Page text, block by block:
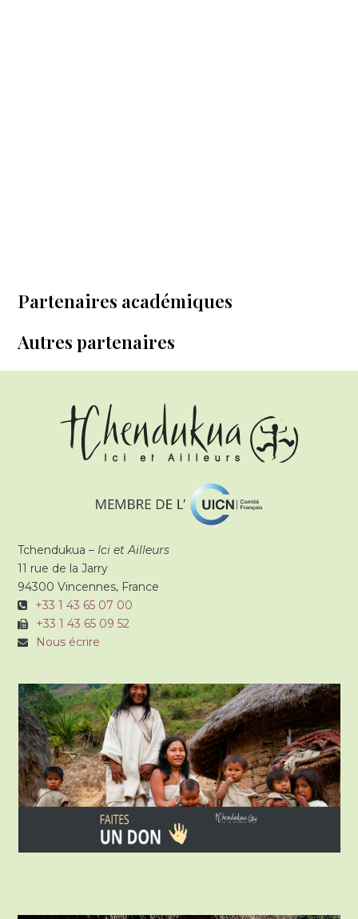
Partenaires académiques
Autres partenaires
Tchendukua – Ici et Ailleurs
11 rue de la Jarry
94300 Vincennes, France
+33 1 43 65 07 00
+33 1 43 65 09 52
Nous écrire